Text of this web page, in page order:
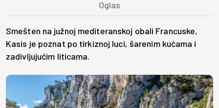
Smešten na južnoj mediteranskoj obali Francuske,
Kasis je poznat po tirkiznoj luci, šarenim kućama i
zadivljujućim liticama.